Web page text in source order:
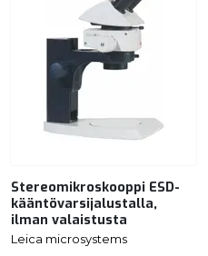
Stereomikroskooppi ESD-
kääntövarsijalustalla,
ilman valaistusta
Leica microsystems